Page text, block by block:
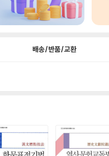
배송/반품/교환